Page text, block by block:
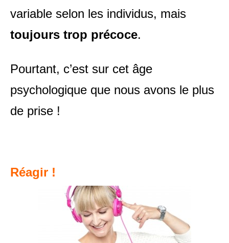
variable selon les individus, mais
toujours trop précoce.
Pourtant, c’est sur cet âge
psychologique que nous avons le plus
de prise !
Réagir !